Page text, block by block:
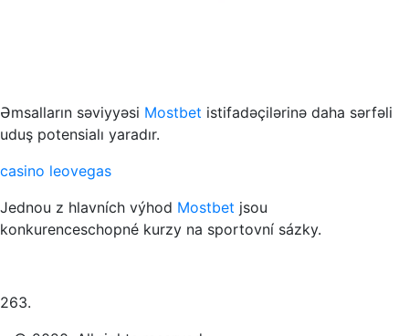
Əmsalların səviyyəsi Mostbet istifadəçilərinə daha sərfəli
uduş potensialı yaradır.
casino leovegas
Jednou z hlavních výhod Mostbet jsou
konkurenceschopné kurzy na sportovní sázky.
263.